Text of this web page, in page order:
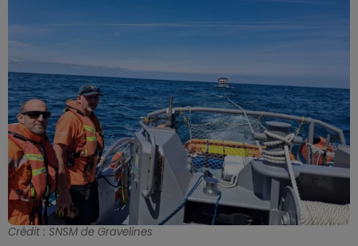
Crédit : SNSM de Gravelines